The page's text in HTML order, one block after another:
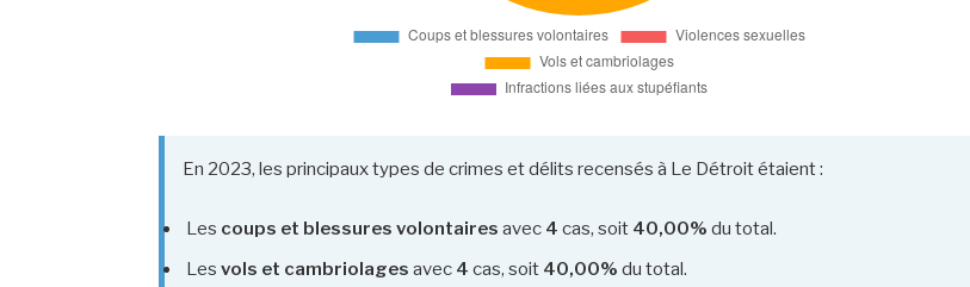
En 2023, les principaux types de crimes et délits recensés à Le Détroit étaient :
Les coups et blessures volontaires avec 4 cas, soit 40,00% du total.
Les vols et cambriolages avec 4 cas, soit 40,00% du total.